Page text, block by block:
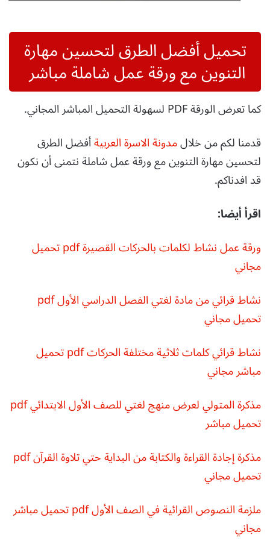
تحميل أفضل الطرق لتحسين مهارة
التنوين مع ورقة عمل شاملة مباشر
كما تعرض الورقة PDF لسهولة التحميل المباشر المجاني.
قدمنا لكم من خلالمدونة الاسرة العربيةأفضل الطرق
لتحسين مهارة التنوين مع ورقة عمل شاملة نتمنى أن نكون
قد افدناكم.
اقرأ أيضا:
ورقة عمل نشاط لكلمات بالحركات القصيرة pdf تحميل
مجاني
نشاط قرائي من مادة لغتي الفصل الدراسي الأول pdf
تحميل مجاني
نشاط قرائي كلمات ثلاثية مختلفة الحركات pdf تحميل
مباشر مجاني
مذكرة المتولي لعرض منهج لغتي للصف الأول الابتدائي pdf
تحميل مباشر
مذكرة إجادة القراءة والكتابة من البداية حتي تلاوة القرآن pdf
تحميل مجاني
ملزمة النصوص القرائية في الصف الأول pdf تحميل مباشر
مجاني